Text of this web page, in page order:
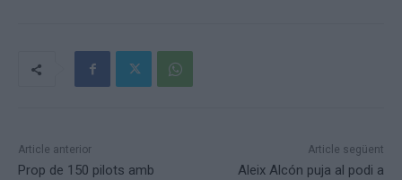
Article anterior
Prop de 150 pilots amb
Article següent
Aleix Alcón puja al podi a